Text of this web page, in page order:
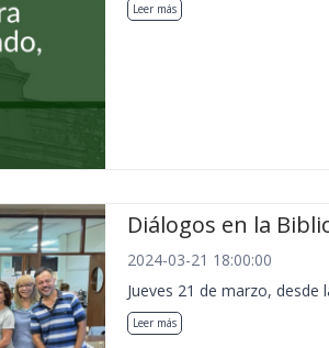
Leer más
Diálogos en la
2024-03-21 18:00:00
Jueves 21 de marzo, desde
Leer más